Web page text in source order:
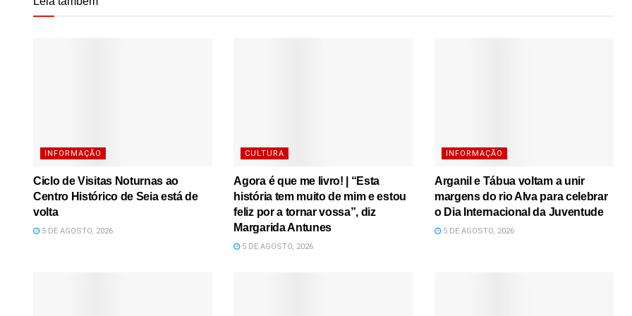
INFORMAÇÃO
Ciclo de Visitas Noturnas ao
Centro Histórico de Seia está de
volta
5 DE AGOSTO, 2026
CULTURA
Agora é que me livro! | “Esta
história tem muito de mim e estou
feliz por a tornar vossa”, diz
Margarida Antunes
5 DE AGOSTO, 2026
INFORMAÇÃO
Arganil e Tábua voltam a unir
margens do rio Alva para celebrar
o Dia Internacional da Juventude
5 DE AGOSTO, 2026